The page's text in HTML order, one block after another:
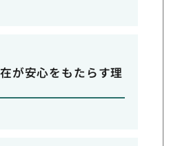
が安心をもたらす理